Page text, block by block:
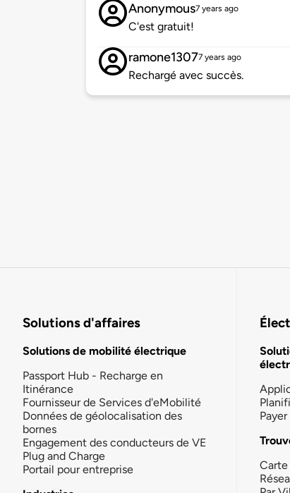
Anonymous7 years ago
C'est gratuit!
ramone13077 years ago
Rechargé avec succès.
Solutions d'affaires
Solutions de mobilité électrique
Passport Hub - Recharge en
Itinérance
Fournisseur de Services d'eMobilité
Données de géolocalisation des
bornes
Engagement des conducteurs de VE
Plug and Charge
Portail pour entreprise
Carte